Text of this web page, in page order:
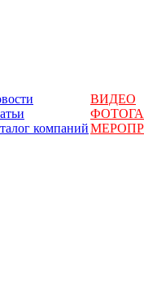
ВИДЕО
компаний